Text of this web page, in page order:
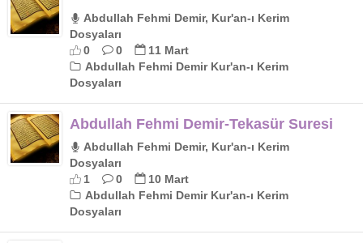
Abdullah Fehmi Demir, Kur'an-ı Kerim
Dosyaları
0
0
11 Mart
Abdullah Fehmi Demir Kur'an-ı Kerim
Dosyaları
Abdullah Fehmi Demir-Tekasür Suresi
Abdullah Fehmi Demir, Kur'an-ı Kerim
Dosyaları
1
0
10 Mart
Abdullah Fehmi Demir Kur'an-ı Kerim
Dosyaları